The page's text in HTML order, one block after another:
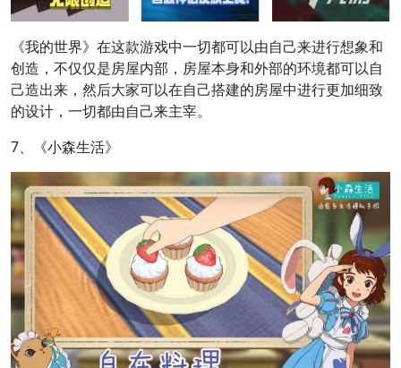
《我的世界》在这款游戏中一切都可以由自己来进行想象和
创造，不仅仅是房屋内部，房屋本身和外部的环境都可以自
己造出来，然后大家可以在自己搭建的房屋中进行更加细致
的设计，一切都由自己来主宰。
7、《小森生活》